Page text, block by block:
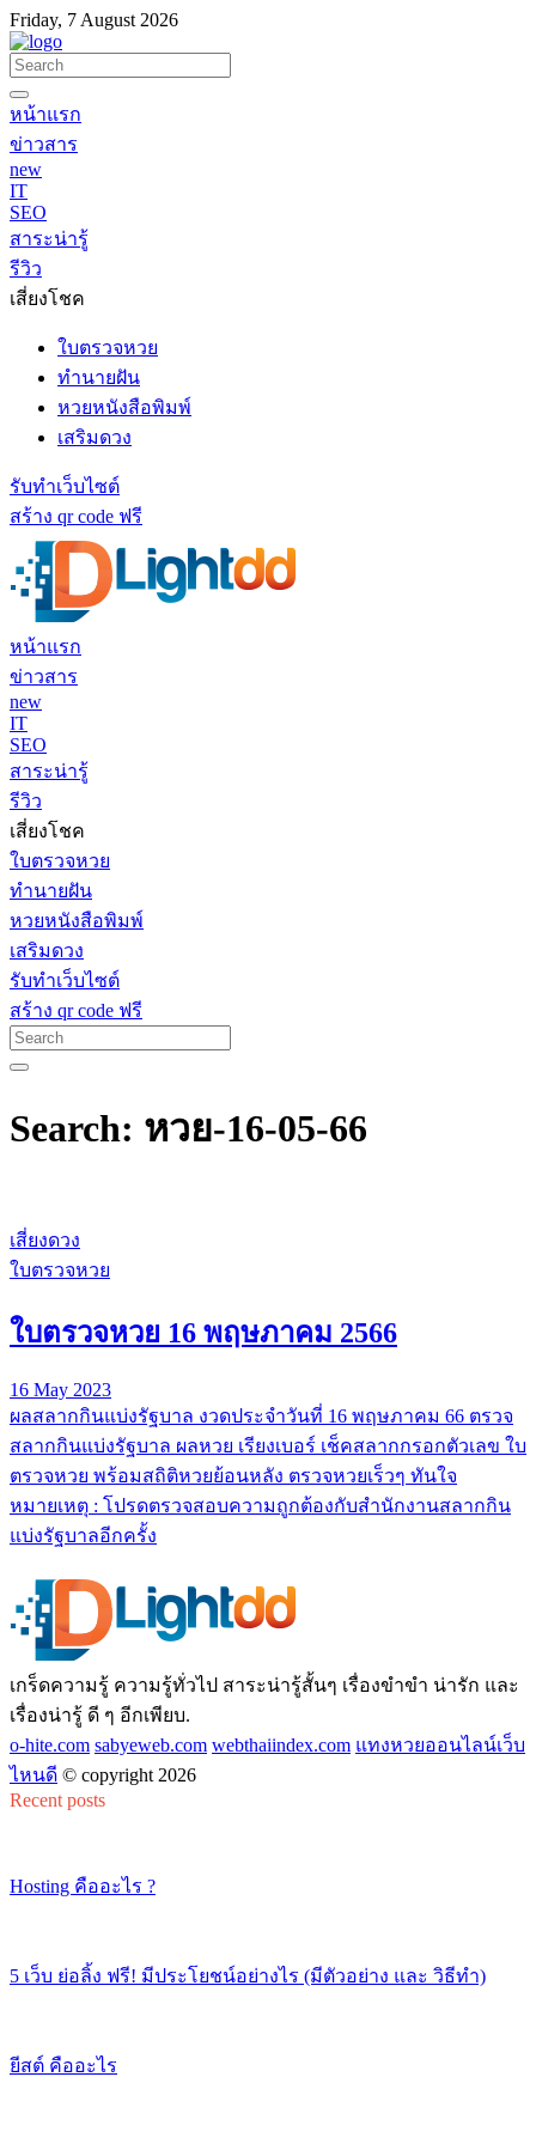
Friday, 7 August 2026
หน้าแรก
ข่าวสาร
new
IT
SEO
สาระน่ารู้
รีวิว
เสี่ยงโชค
ใบตรวจหวย
ทำนายฝัน
หวยหนังสือพิมพ์
เสริมดวง
รับทำเว็บไซต์
สร้าง qr code ฟรี
หน้าแรก
ข่าวสาร
new
IT
SEO
สาระน่ารู้
รีวิว
เสี่ยงโชค
ใบตรวจหวย
ทำนายฝัน
หวยหนังสือพิมพ์
เสริมดวง
รับทำเว็บไซต์
สร้าง qr code ฟรี
Search: หวย-16-05-66
เสี่ยงดวง
ใบตรวจหวย
ใบตรวจหวย 16 พฤษภาคม 2566
16 May 2023
ผลสลากกินแบ่งรัฐบาล งวดประจำวันที่ 16 พฤษภาคม 66 ตรวจ
สลากกินแบ่งรัฐบาล ผลหวย เรียงเบอร์ เช็คสลากกรอกตัวเลข ใบ
ตรวจหวย พร้อมสถิติหวยย้อนหลัง ตรวจหวยเร็วๆ ทันใจ
หมายเหตุ : โปรดตรวจสอบความถูกต้องกับสำนักงานสลากกิน
แบ่งรัฐบาลอีกครั้ง
เกร็ดความรู้ ความรู้ทั่วไป สาระน่ารู้สั้นๆ เรื่องขำขำ น่ารัก และ
เรื่องน่ารู้ ดี ๆ อีกเพียบ.
o-hite.com sabyeweb.com webthaiindex.com แทงหวยออนไลน์เว็บ
ไหนดี © copyright 2026
Recent posts
Hosting คืออะไร ?
5 เว็บ ย่อลิ้ง ฟรี! มีประโยชน์อย่างไร (มีตัวอย่าง และ วิธีทำ)
ยีสต์ คืออะไร